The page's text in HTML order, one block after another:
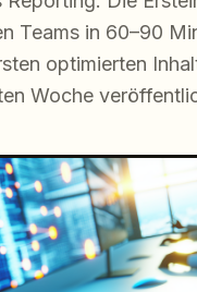
Teams in 60–90
optimierten
Woche